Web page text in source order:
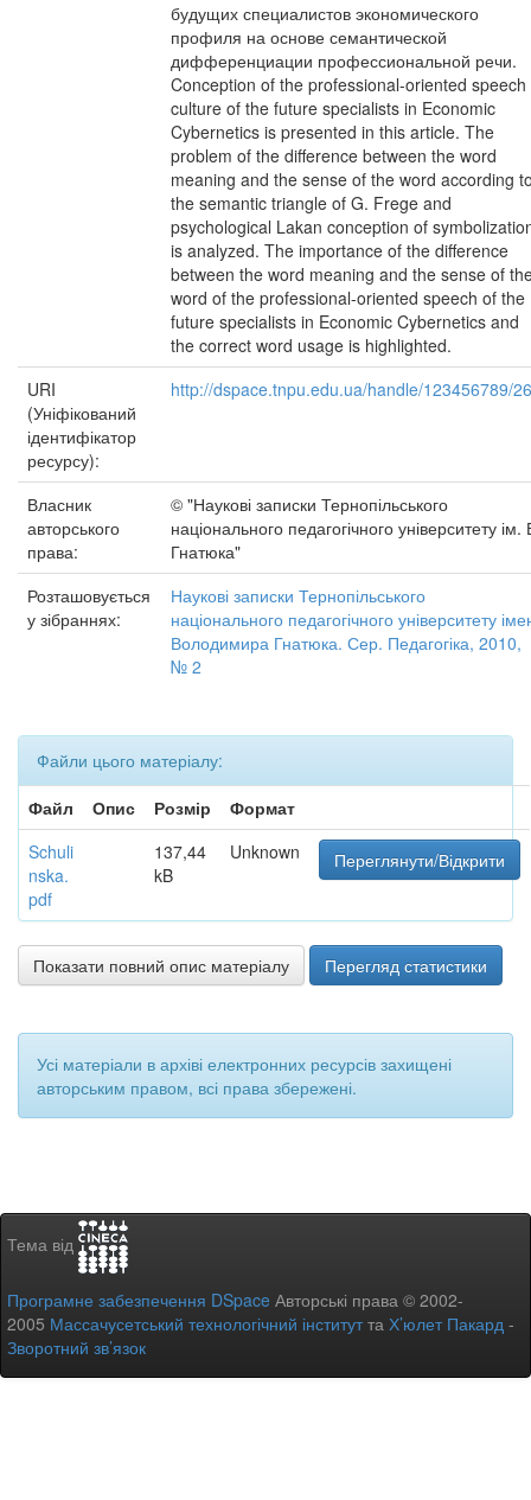
будущих специалистов экономического
профиля на основе семантической
дифференциации профессиональной речи.
Conception of the professional-oriented speech
culture of the future specialists in Economic
Cybernetics is presented in this article. The
problem of the difference between the word
meaning and the sense of the word according
the semantic triangle of G. Frege and
psychological Lakan conception of
is analyzed. The importance of the difference
between the word meaning and the sense of
word of the professional-oriented speech of the
future specialists in Economic Cybernetics and
the correct word usage is highlighted.
URI
(Уніфікований
ідентифікатор
ресурсу):
http://dspace.tnpu.edu.ua/handle/123456789/
Власник
авторського
права:
© "Наукові записки Тернопільського
національного педагогічного університету ім.
Гнатюка"
Розташовується
у зібраннях:
Наукові записки Тернопільського
національного педагогічного університету
Володимира Гнатюка. Сер. Педагогіка, 2010,
№ 2
Файли цього матеріалу:
Файл
Опис Розмір
Формат
Schuli
nska.
pdf
137,44
kB
Unknown Переглянути/Відкрити
Показати повний опис матеріалу Перегляд статистики
Усі матеріали в архіві електронних ресурсів захищені
авторським правом, всі права збережені.
Тема від
Програмне забезпечення DSpace Авторські права © 2002-
2005 Массачусетський технологічний інститутта Х’юлет Пакард -
Зворотний зв’язок